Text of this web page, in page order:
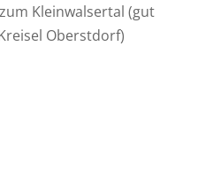
Kleinwalsertal (gut
Oberstdorf)